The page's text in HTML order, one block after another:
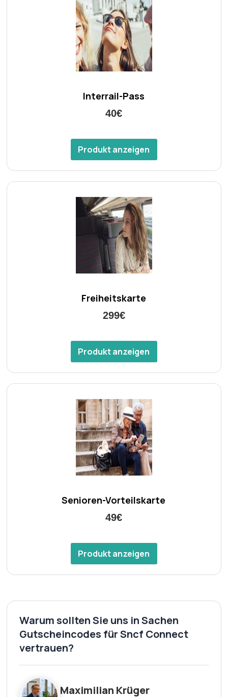
Interrail-Pass
40€
Produkt anzeigen
Freiheitskarte
299€
Produkt anzeigen
Senioren-Vorteilskarte
49€
Produkt anzeigen
Warum sollten Sie uns in Sachen
Gutscheincodes für Sncf Connect
vertrauen?
Maximilian Krüger